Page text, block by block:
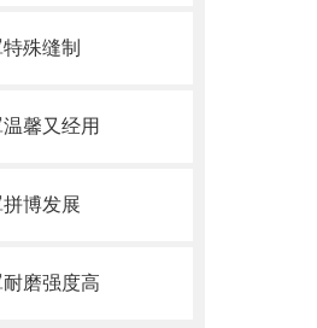
殊缝制
馨又经用
博发展
磨强度高